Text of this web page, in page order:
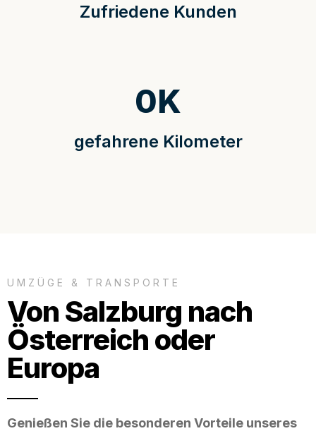
Zufriedene Kunden
gefahrene Kilometer
0K
UMZÜGE & TRANSPORTE
Von Salzburg nach
Österreich oder
Europa
Genießen Sie die besonderen Vorteile unseres